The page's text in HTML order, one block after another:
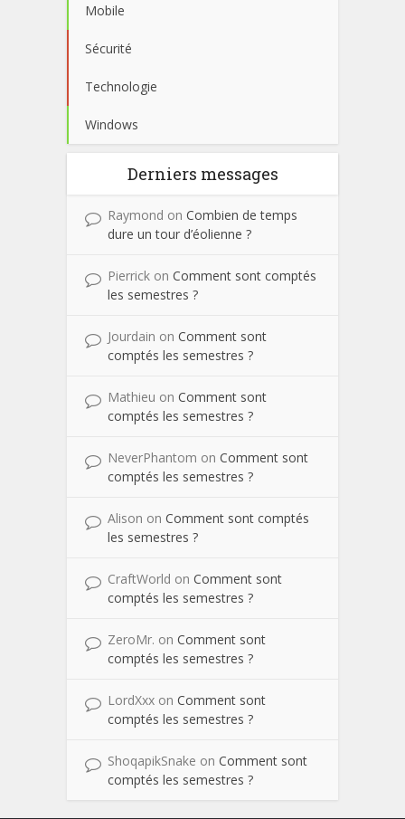
Mobile
Sécurité
Technologie
Windows
Derniers messages
Raymond on Combien de temps
dure un tour d’éolienne ?
Pierrick on Comment sont comptés
les semestres ?
Jourdain on Comment sont
comptés les semestres ?
Mathieu on Comment sont
comptés les semestres ?
NeverPhantom on Comment sont
comptés les semestres ?
Alison on Comment sont comptés
les semestres ?
CraftWorld on Comment sont
comptés les semestres ?
ZeroMr. on Comment sont
comptés les semestres ?
LordXxx on Comment sont
comptés les semestres ?
ShoqapikSnake on Comment sont
comptés les semestres ?